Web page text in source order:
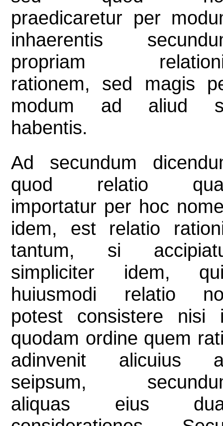
praedicaretur per
inhaerentis
propriam
rationem, sed magis
modum ad aliud
habentis.
Ad secundum
quod relatio
importatur per hoc
idem, est relatio
tantum, si
simpliciter idem,
huiusmodi relatio
potest consistere nisi
quodam ordine quem
adinvenit alicuius
seipsum,
aliquas eius